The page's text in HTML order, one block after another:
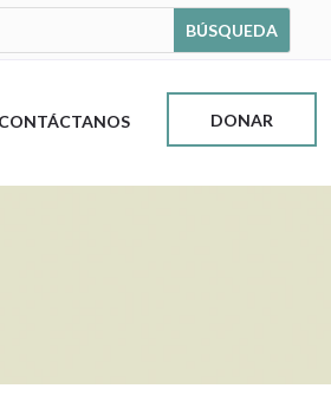
CONTÁCTANOS DONAR